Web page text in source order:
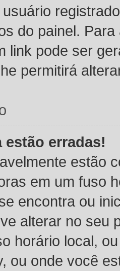
do painel.
link pode ser
permitirá
estão erradas!
estão
em um fuso
encontra ou
alterar no seu
horário local,
ou onde você